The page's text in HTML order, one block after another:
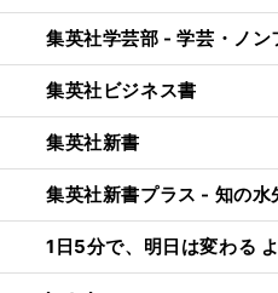
集英社学芸部 - 学芸・ノン
集英社ビジネス書
集英社新書
集英社新書プラス - 知の水
1日5分で、明日は変わる